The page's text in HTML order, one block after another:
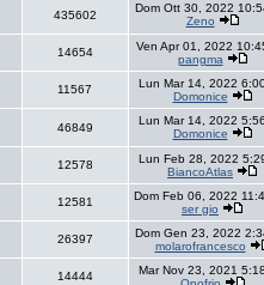
435602
Dom Ott 30, 2022
Zeno
14654
Ven Apr 01, 2022
pangma
11567
Lun Mar 14, 2022
Domonice
46849
Lun Mar 14, 2022
Domonice
12578
Lun Feb 28, 2022
BiancoAtlas
12581
Dom Feb 06, 2022
ser gio
26397
Dom Gen 23, 2022
molarofrancesco
14444
Mar Nov 23, 2021